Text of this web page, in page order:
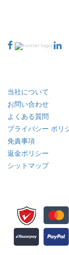
当社について
お問い合わせ
よくある質問
プライバシー ポリ
免責事項
返金ポリシー
シットマップ